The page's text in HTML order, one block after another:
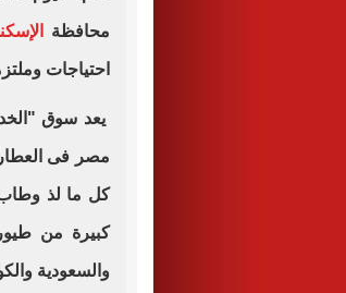
محافظة
احتياجات
يعد سوق
مصر فى
كل ما لذ وطاب
كبيرة من
والسعودية